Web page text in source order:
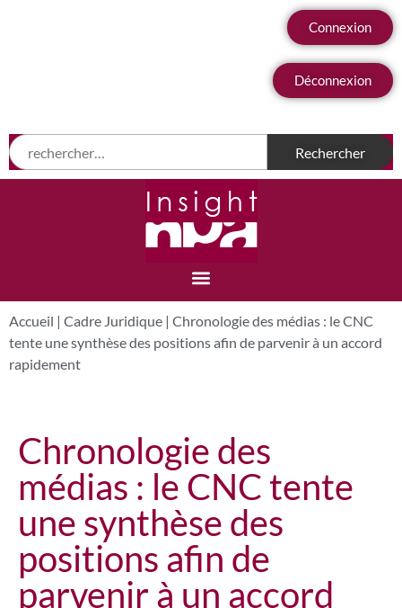
Connexion
Déconnexion
Accueil | Cadre Juridique | Chronologie des médias : le CNC
tente une synthèse des positions afin de parvenir à un accord
rapidement
Chronologie des
médias : le CNC tente
une synthèse des
positions afin de
parvenir à un accord